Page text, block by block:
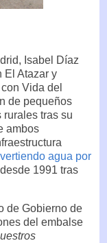
Isabel Díaz
El Atazar y
Vida del
de pequeños
tras su
ambos
vertiendo agua por
1991 tras
de Gobierno de
del embalse